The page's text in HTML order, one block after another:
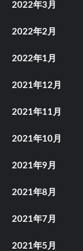
2022年3月
2022年2月
2022年1月
2021年12月
2021年11月
2021年10月
2021年9月
2021年8月
2021年7月
2021年5月